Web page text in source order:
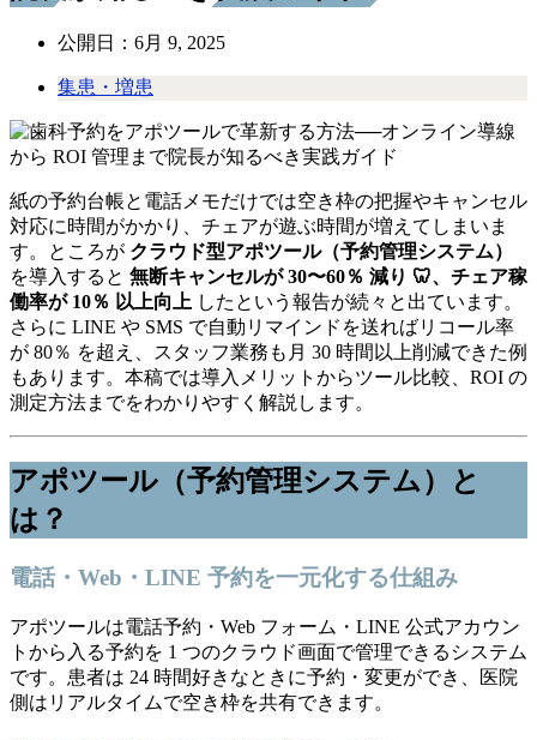
公開日： 6月 9, 2025
集患・増患
紙の予約台帳と電話メモだけでは空き枠の把握やキャンセル
対応に時間がかかり、チェアが遊ぶ時間が増えてしまいま
す。ところが クラウド型アポツール（予約管理システム）
を導入すると 無断キャンセルが 30〜60％ 減り 🦷、チェア稼
働率が 10％ 以上向上 したという報告が続々と出ています。
さらに LINE や SMS で自動リマインドを送ればリコール率
が 80％ を超え、スタッフ業務も月 30 時間以上削減できた例
もあります。本稿では導入メリットからツール比較、ROI の
測定方法までをわかりやすく解説します。
アポツール（予約管理システム）と
は？
電話・Web・LINE 予約を一元化する仕組み
アポツールは電話予約・Web フォーム・LINE 公式アカウン
トから入る予約を 1 つのクラウド画面で管理できるシステム
です。患者は 24 時間好きなときに予約・変更ができ、医院
側はリアルタイムで空き枠を共有できます。